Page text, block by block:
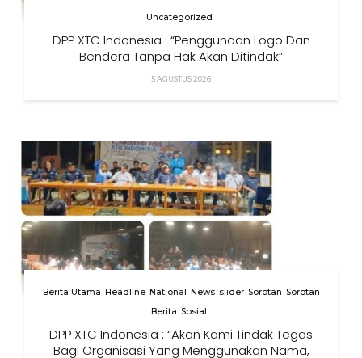
Uncategorized
DPP XTC Indonesia : “Penggunaan Logo Dan
Bendera Tanpa Hak Akan Ditindak”
5 AGUSTUS 2026
Berita Utama Headline National News slider Sorotan Sorotan
Berita Sosial
DPP XTC Indonesia : “Akan Kami Tindak Tegas
Bagi Organisasi Yang Menggunakan Nama,